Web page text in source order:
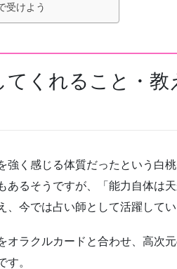
受けよう
くれること・教
く感じる体質だったという白桃
あるそうですが、「能力自体は
今では占い師として活躍してい
オラクルカードと合わせ、高次
す。